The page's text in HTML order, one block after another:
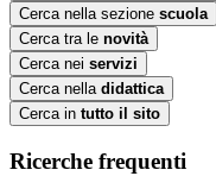
Cerca nella sezione scuola
Cerca tra le novità
Cerca nei servizi
Cerca nella didattica
Cerca in tutto il sito
Ricerche frequenti